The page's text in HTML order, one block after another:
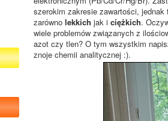
szerokim zakresie zawartości,
zarówno lekkich jak i ciężkich.
wiele problemów związanych z
azot czy tlen? O tym wszystkim
znoje chemii analitycznej :).